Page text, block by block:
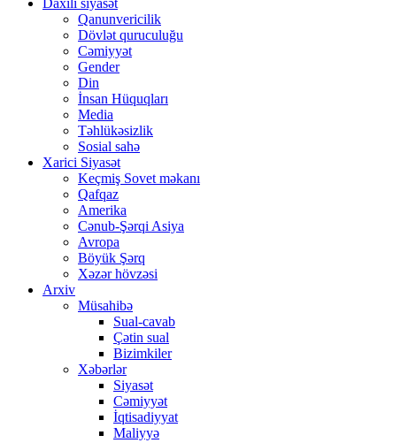
Daxili siyasət
Qanunvericilik
Dövlət quruculuğu
Cəmiyyət
Gender
Din
İnsan Hüquqları
Media
Təhlükəsizlik
Sosial sahə
Xarici Siyasət
Keçmiş Sovet məkanı
Qafqaz
Amerika
Cənub-Şərqi Asiya
Avropa
Böyük Şərq
Xəzər hövzəsi
Arxiv
Müsahibə
Sual-cavab
Çətin sual
Bizimkiler
Xəbərlər
Siyasət
Cəmiyyət
İqtisadiyyat
Maliyyə